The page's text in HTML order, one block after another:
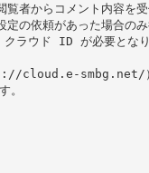
者からコメント内容を受
の依頼があった場合のみ
ラウド ID が必要となり
cloud.e-smbg.net/）
。